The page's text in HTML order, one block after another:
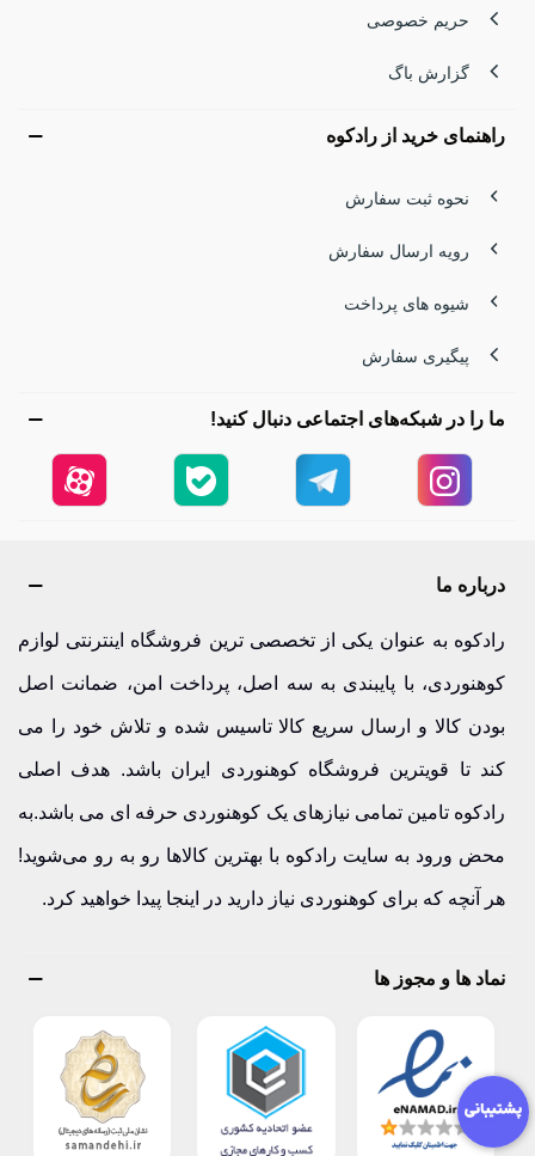
حریم خصوصی
گزارش باگ
راهنمای خرید از رادکوه
نحوه ثبت سفارش
رویه ارسال سفارش
شیوه های پرداخت
پیگیری سفارش
ما را در شبکه‌های اجتماعی دنبال کنید!
درباره ما
رادکوه به عنوان یکی از تخصصی ترین فروشگاه اینترنتی لوازم
کوهنوردی، با پایبندی به سه اصل، پرداخت امن، ضمانت اصل
بودن کالا و ارسال سریع کالا تاسیس شده و تلاش خود را می
کند تا قویترین فروشگاه کوهنوردی ایران باشد. هدف اصلی
رادکوه تامین تمامی نیازهای یک کوهنوردی حرفه ای می باشد.به
محض ورود به سایت رادکوه با بهترین کالاها رو به رو می‌شوید!
هر آنچه که برای کوهنوردی نیاز دارید در اینجا پیدا خواهید کرد.
نماد ها و مجوز ها